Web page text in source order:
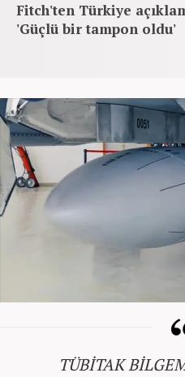
Fitch'ten Türkiye
'Güçlü bir tampon oldu'
TÜBİTAK